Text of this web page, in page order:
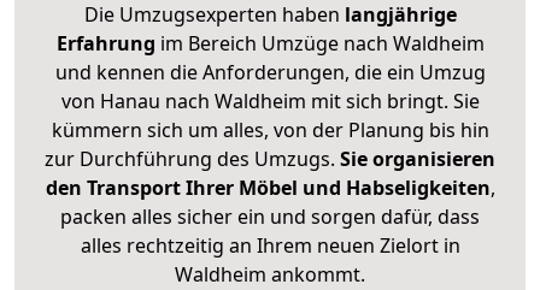
Die Umzugsexperten haben langjährige
Erfahrung im Bereich Umzüge nach Waldheim
und kennen die Anforderungen, die ein Umzug
von Hanau nach Waldheim mit sich bringt. Sie
kümmern sich um alles, von der Planung bis hin
zur Durchführung des Umzugs. Sie organisieren
den Transport Ihrer Möbel und Habseligkeiten,
packen alles sicher ein und sorgen dafür, dass
alles rechtzeitig an Ihrem neuen Zielort in
Waldheim ankommt.